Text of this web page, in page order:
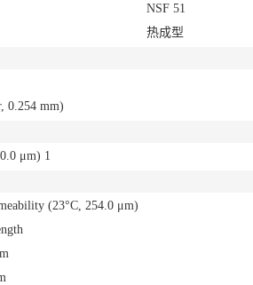
NSF 51
热成型
0.254 mm)
μm) 1
(23°C, 254.0 μm)